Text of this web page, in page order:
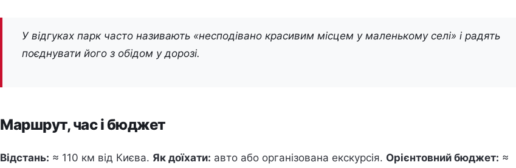
У відгуках парк часто називають «несподівано красивим місцем у маленькому селі» і радять
поєднувати його з обідом у дорозі.
Маршрут, час і бюджет
Відстань: ≈ 110 км від Києва. Як доїхати: авто або організована екскурсія. Орієнтовний бюджет: ≈